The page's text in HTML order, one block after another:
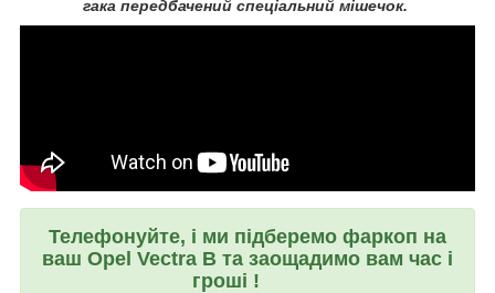
гака передбачений спеціальний мішечок.
Телефонуйте, і ми підберемо фаркоп на
ваш Opel Vectra B та заощадимо вам час і
гроші !